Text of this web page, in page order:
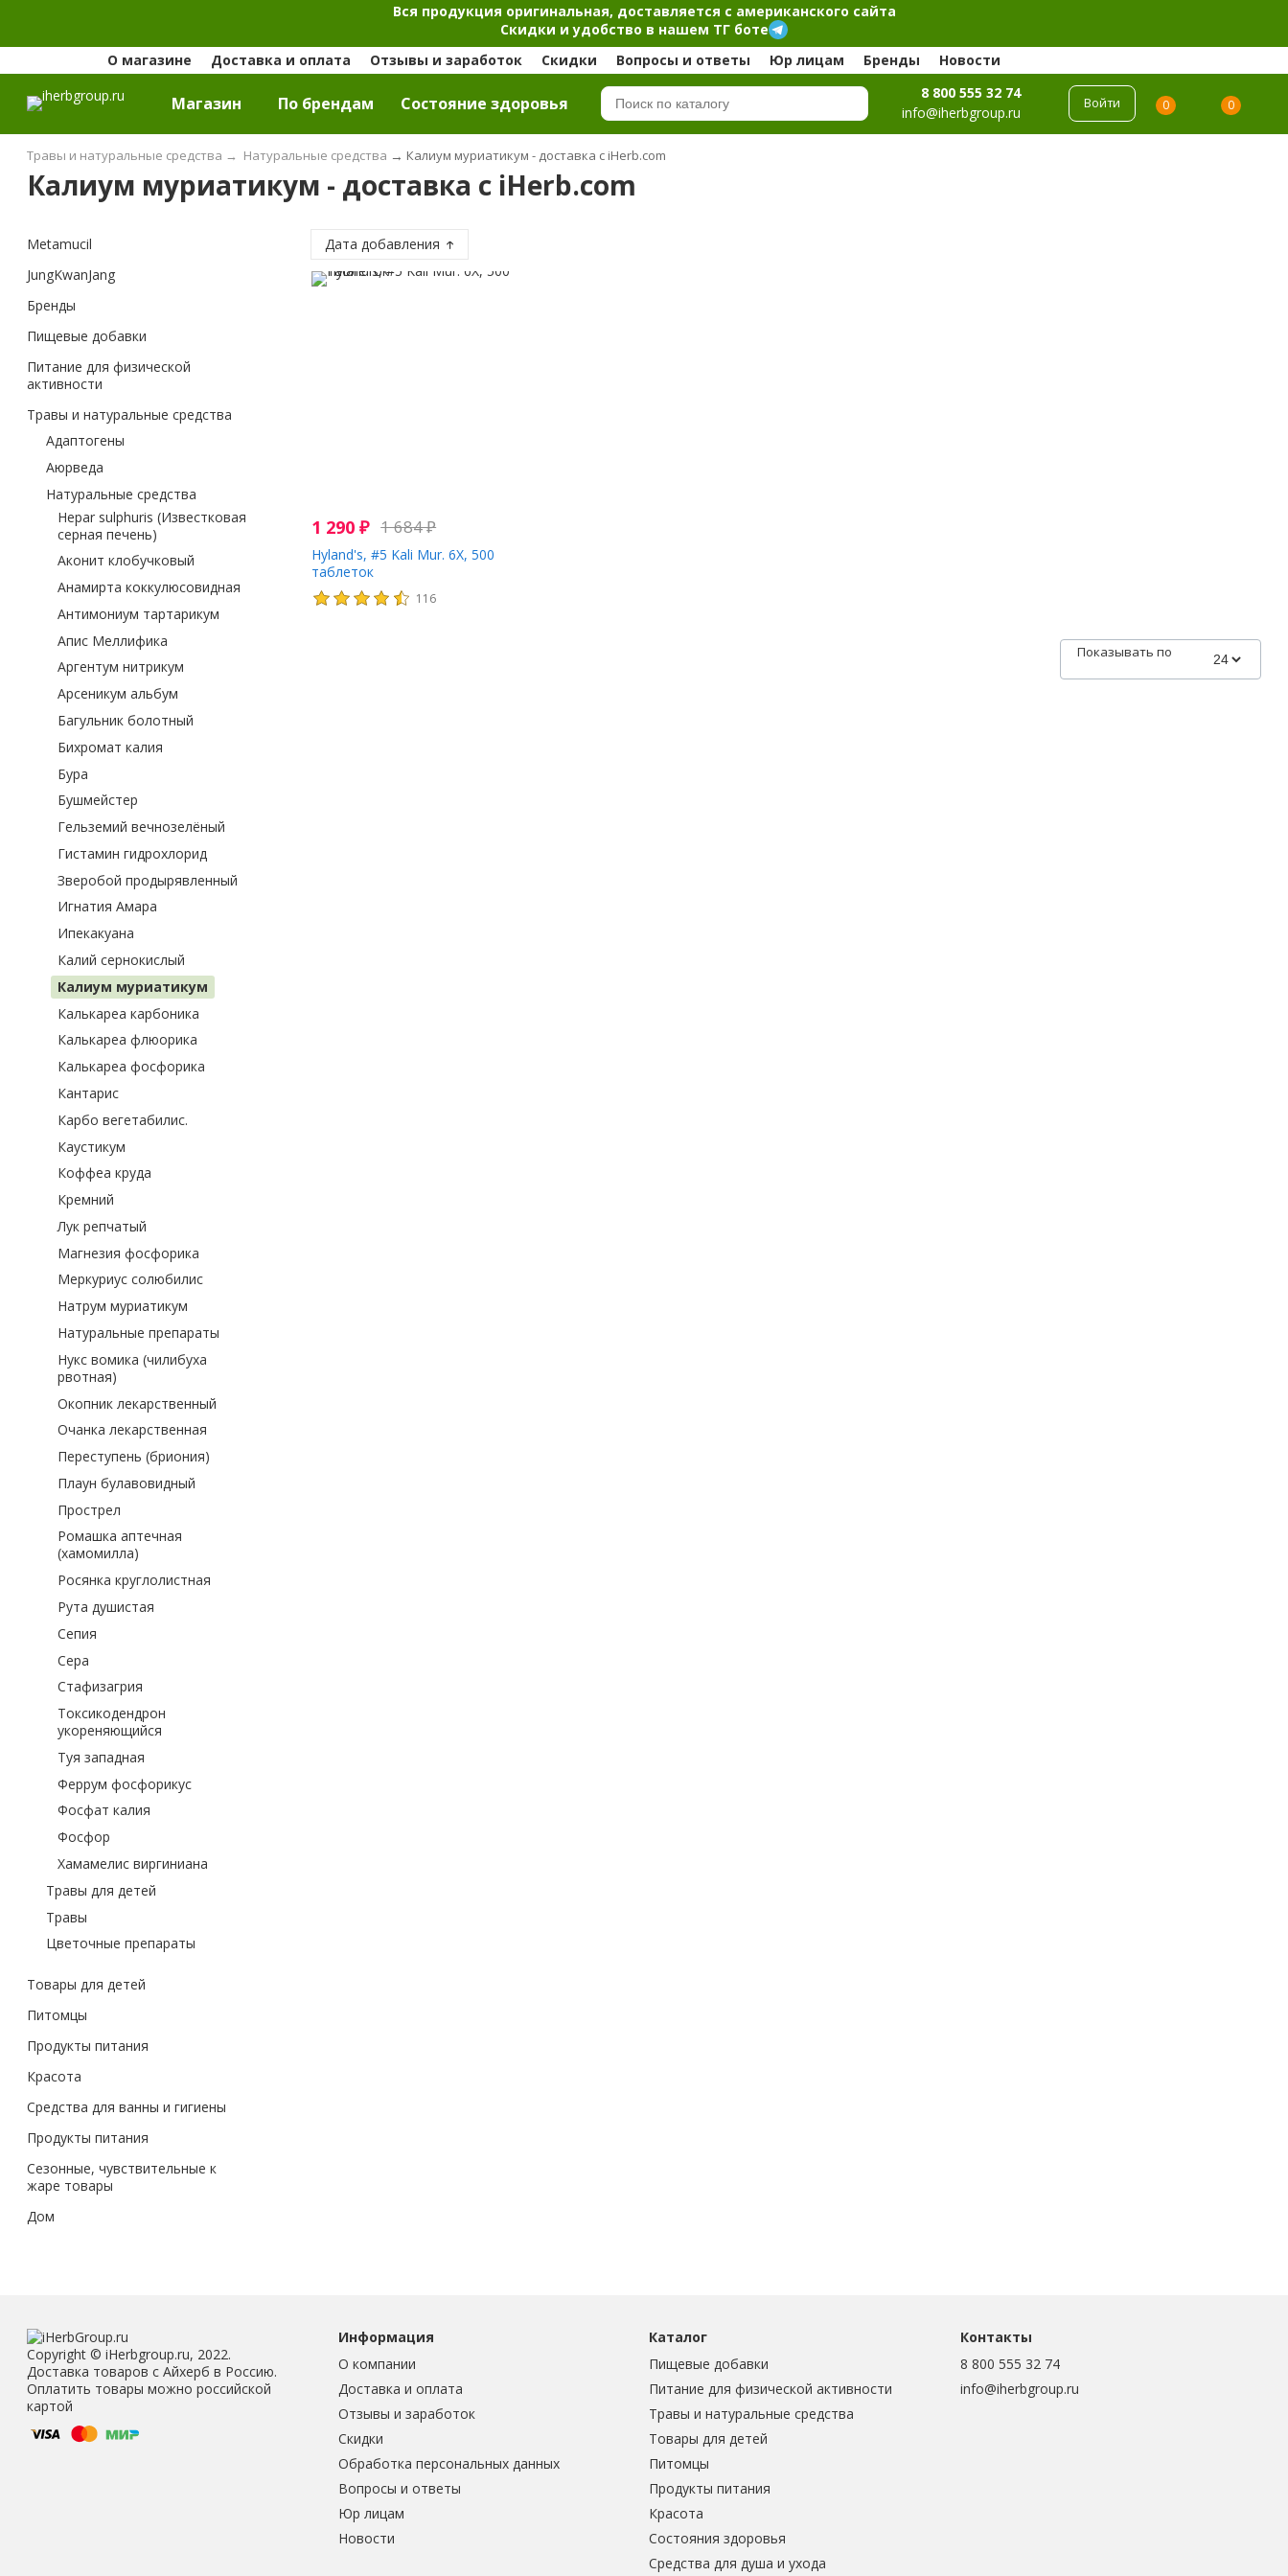
Вся продукция оригинальная, доставляется с американского сайта
Скидки и удобство в нашем ТГ боте
О магазине
Доставка и оплата Отзывы и заработок Скидки Вопросы и ответы Юр лицам Бренды Новости
Магазин По брендам Cостояние здоровья
8 800 555 32 74
info@iherbgroup.ru
Войти 0 0
Травы и натуральные средства → Натуральные средства → Калиум муриатикум - доставка с iHerb.com
Калиум муриатикум - доставка с iHerb.com
Metamucil
JungKwanJang
Бренды
Пищевые добавки
Питание для физической
активности
Травы и натуральные средства
Адаптогены
Аюрведа
Натуральные средства
Hepar sulphuris (Известковая
серная печень)
Аконит клобучковый
Анамирта коккулюсовидная
Антимониум тартарикум
Апис Меллифика
Аргентум нитрикум
Арсеникум альбум
Багульник болотный
Бихромат калия
Бура
Бушмейстер
Гельземий вечнозелёный
Гистамин гидрохлорид
Зверобой продырявленный
Игнатия Амара
Ипекакуана
Калий сернокислый
Калиум муриатикум
Калькареа карбоника
Калькареа флюорика
Калькареа фосфорика
Кантарис
Карбо вегетабилис.
Каустикум
Коффеа круда
Кремний
Лук репчатый
Магнезия фосфорика
Меркуриус солюбилис
Натрум муриатикум
Натуральные препараты
Нукс вомика (чилибуха
рвотная)
Окопник лекарственный
Очанка лекарственная
Переступень (бриония)
Плаун булавовидный
Прострел
Ромашка аптечная
(хамомилла)
Росянка круглолистная
Рута душистая
Сепия
Сера
Стафизагрия
Токсикодендрон
укореняющийся
Туя западная
Феррум фосфорикус
Фосфат калия
Фосфор
Хамамелис виргиниана
Травы для детей
Травы
Цветочные препараты
Товары для детей
Питомцы
Продукты питания
Красота
Средства для ванны и гигиены
Продукты питания
Сезонные, чувствительные к
жаре товары
Дом
Дата добавления
1 290 ₽ 1 684₽
Hyland's, #5 Kali Mur. 6X, 500
таблеток
116
Показывать по
Copyright © iHerbgroup.ru, 2022.
Доставка товаров с Айхерб в Россию.
Оплатить товары можно российской
картой
Информация
О компании
Доставка и оплата
Отзывы и заработок
Скидки
Обработка персональных данных
Вопросы и ответы
Юр лицам
Новости
Каталог
Пищевые добавки
Питание для физической активности
Травы и натуральные средства
Товары для детей
Питомцы
Продукты питания
Красота
Состояния здоровья
Средства для душа и ухода
Контакты
8 800 555 32 74
info@iherbgroup.ru